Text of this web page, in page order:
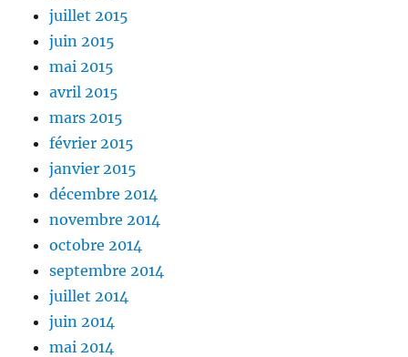
juillet 2015
juin 2015
mai 2015
avril 2015
mars 2015
février 2015
janvier 2015
décembre 2014
novembre 2014
octobre 2014
septembre 2014
juillet 2014
juin 2014
mai 2014